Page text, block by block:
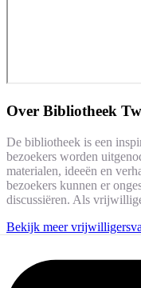
Over Bibliotheek
De bibliotheek is een
bezoekers worden
materialen, ideeën en
bezoekers kunnen er
discussiëren. Als
Bekijk meer